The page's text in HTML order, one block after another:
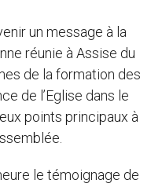
un message à la
réunie à Assise du
de la formation des
de l’Eglise dans le
points principaux à
le témoignage de